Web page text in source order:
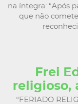
na íntegra: “Após
que não
Frei
religioso,
“FERIADO